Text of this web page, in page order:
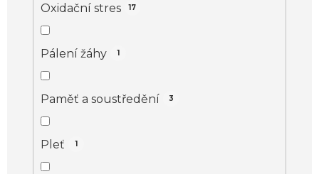
Oxidační stres 17
Pálení žáhy 1
Paměť a soustředění 3
Pleť 1